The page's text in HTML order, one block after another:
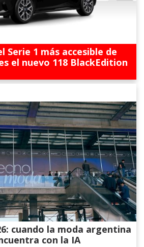
Serie 1 más accesible de
el nuevo 118 BlackEdition
cuando la moda argentina
con la IA